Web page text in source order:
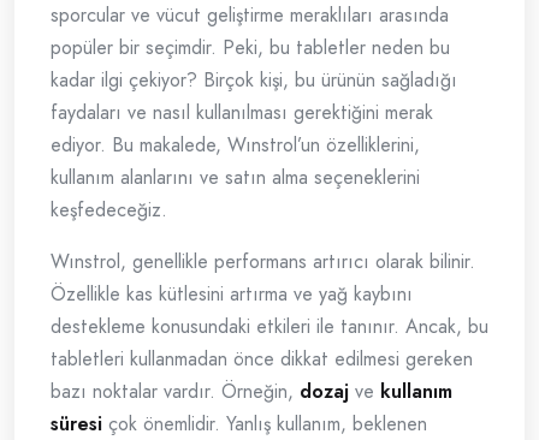
sporcular ve vücut geliştirme meraklıları arasında
popüler bir seçimdir. Peki, bu tabletler neden bu
kadar ilgi çekiyor? Birçok kişi, bu ürünün sağladığı
faydaları ve nasıl kullanılması gerektiğini merak
ediyor. Bu makalede, Wınstrol’un özelliklerini,
kullanım alanlarını ve satın alma seçeneklerini
keşfedeceğiz.
Wınstrol, genellikle performans artırıcı olarak bilinir.
Özellikle kas kütlesini artırma ve yağ kaybını
destekleme konusundaki etkileri ile tanınır. Ancak, bu
tabletleri kullanmadan önce dikkat edilmesi gereken
bazı noktalar vardır. Örneğin, dozaj ve kullanım
süresi çok önemlidir. Yanlış kullanım, beklenen